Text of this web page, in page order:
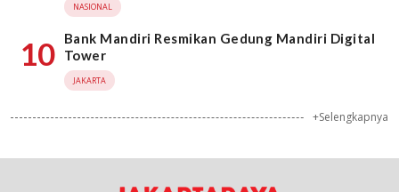
NASIONAL
10
Bank Mandiri Resmikan Gedung Mandiri Digital
Tower
JAKARTA
+Selengkapnya